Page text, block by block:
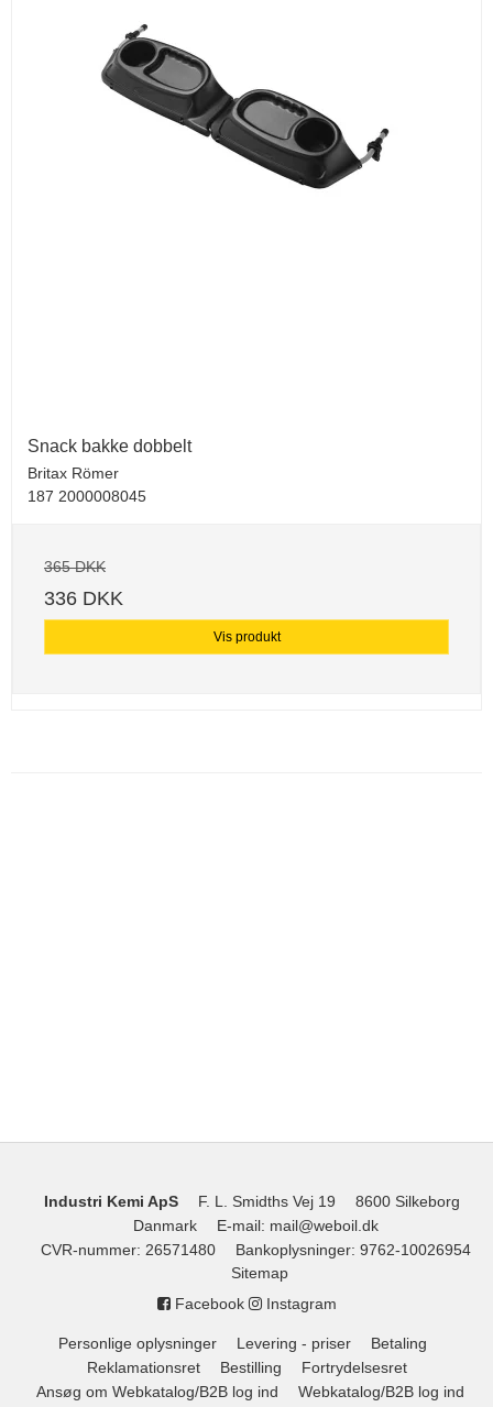
Snack bakke dobbelt
Britax Römer
187 2000008045
365 DKK
336 DKK
Vis produkt
Industri Kemi ApS F. L. Smidths Vej 19
8600 Silkeborg
Danmark
E-mail: mail@weboil.dk
CVR-nummer: 26571480 Bankoplysninger: 9762-10026954
Sitemap
Facebook
Instagram
Personlige oplysninger Levering - priser
Betaling
Reklamationsret
Bestilling
Fortrydelsesret
Ansøg om Webkatalog/B2B log ind
Webkatalog/B2B log ind